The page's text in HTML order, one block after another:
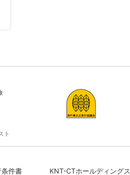
ト
件書 KNT-CTホールディングス